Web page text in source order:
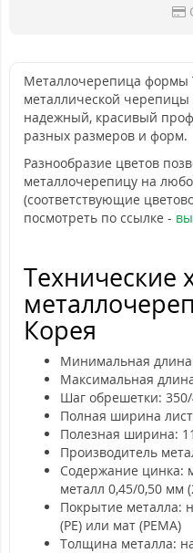
Металлочерепица формы
металлической
надежный, красивый
разных размеров и форм.
Разнообразие цветов
металлочерепицу на
(соответствующие
посмотреть по ссылке -
Технические
Корея
Минимальная длина
Максимальная
Шаг обрешетки:
Полная ширина
Полезная ширина:
Производитель
Содержание цинка:
металл 0,45/0,50 мм
Покрытие металла:
(PE) или мат (PEMA)
Толщина металла: